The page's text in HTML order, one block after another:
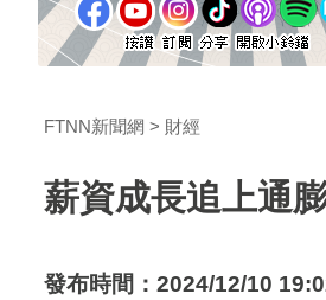
FTNN新聞網 財經
薪資成長追上通
發布時間：2024/12/10